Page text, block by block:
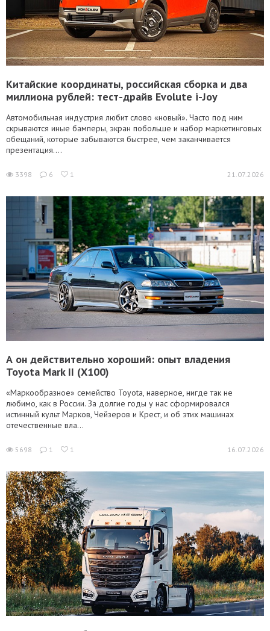
Китайские координаты, российская сборка и два
миллиона рублей: тест-драйв Evolute i-Joy
Автомобильная индустрия любит слово «новый». Часто под ним
скрываются иные бамперы, экран побольше и набор маркетинговых
обещаний, которые забываются быстрее, чем заканчивается
презентация....
3398 6 1 21.07.2026
А он действительно хороший: опыт владения
Toyota Mark II (Х100)
«Маркообразное» семейство Toyota, наверное, нигде так не
любимо, как в России. За долгие годы у нас сформировался
истинный культ Марков, Чейзеров и Крест, и об этих машинах
отечественные вла...
5698 1 1 16.07.2026